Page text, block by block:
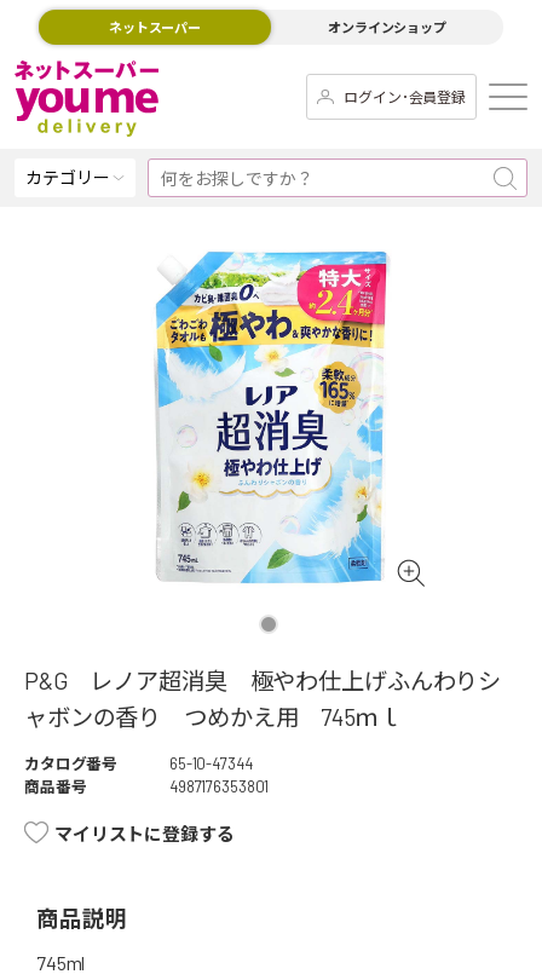
ネットスーパー オンラインショップ
ログイン･会員登録
カテゴリー
P&G レノア超消臭 極やわ仕上げふんわりシ
ャボンの香り つめかえ用 745ｍｌ
カタログ番号
65-10-47344
商品番号
4987176353801
マイリストに登録する
商品説明
745ml